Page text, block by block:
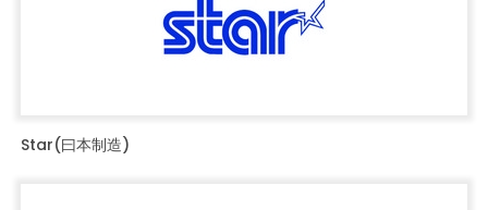
Star(曰本制造)